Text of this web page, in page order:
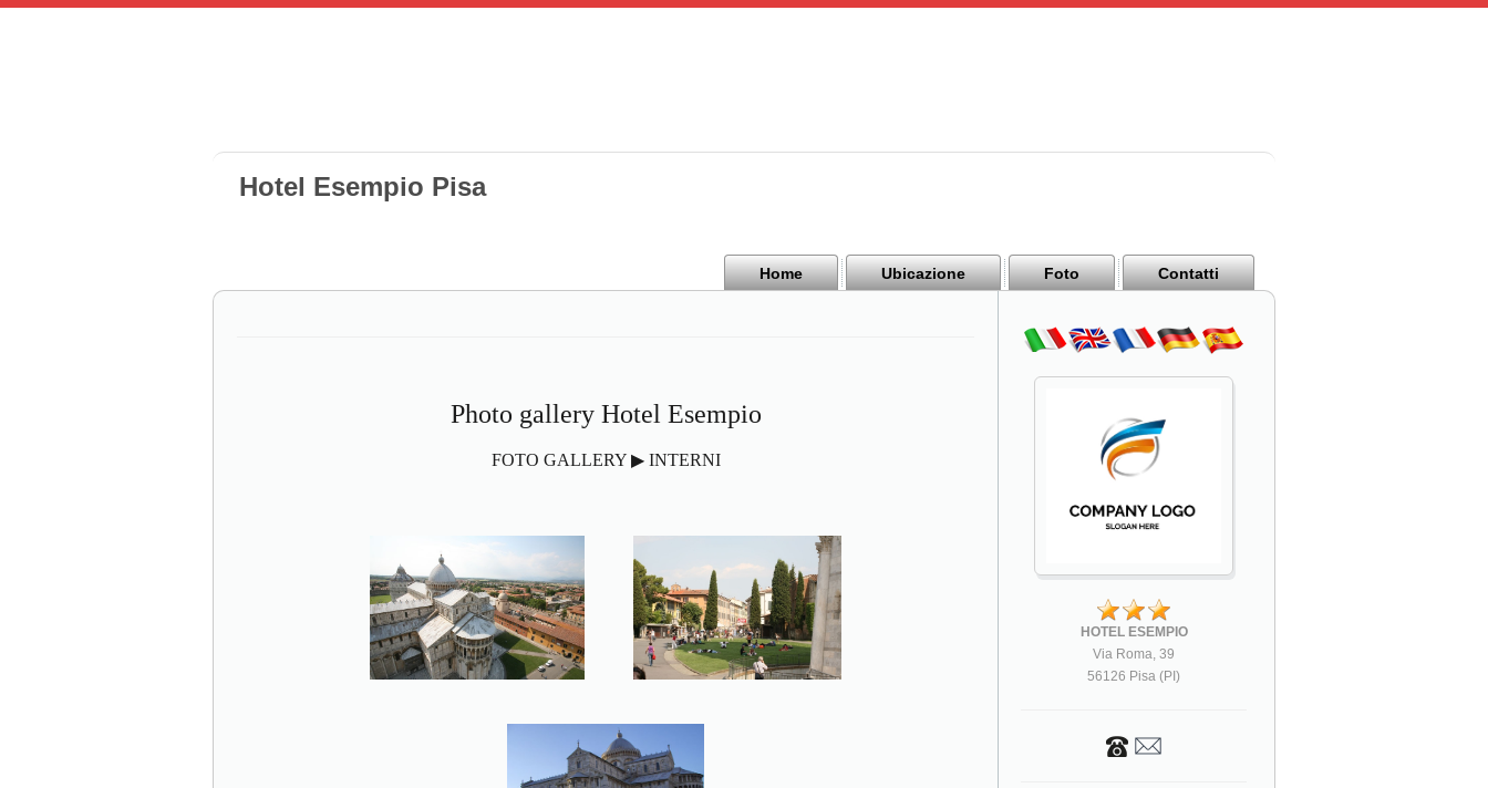
Hotel Esempio Pisa
Home Ubicazione Foto Contatti
Photo gallery Hotel Esempio
FOTO GALLERY ▶ INTERNI
HOTEL ESEMPIO
Via Roma, 39
56126 Pisa (PI)